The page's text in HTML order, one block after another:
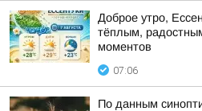
Доброе утро,
тёплым,
моментов
07:06
По данным